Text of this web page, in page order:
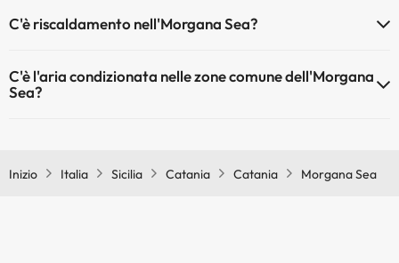
Piscina all'aperto (tutta la stagione)
C'è riscaldamento nell'Morgana Sea?
C'è l'aria condizionata nelle zone comune dell'Morgana
Sea?
Inizio Italia Sicilia Catania Catania Morgana Sea